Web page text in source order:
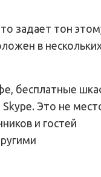
задает тон
в
бесплатные
Это не
и гостей